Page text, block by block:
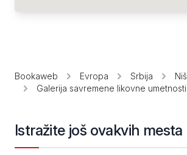
Bookaweb Evropa Srbija Niš
Galerija savremene likovne umetnosti
Istražite još ovakvih mesta